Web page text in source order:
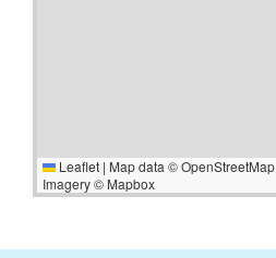
Leaflet | Map data ©OpenStreetMap
Imagery © Mapbox